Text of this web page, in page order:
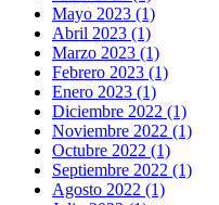
Mayo 2023 (1)
Abril 2023 (1)
Marzo 2023 (1)
Febrero 2023 (1)
Enero 2023 (1)
Diciembre 2022 (1)
Noviembre 2022 (1)
Octubre 2022 (1)
Septiembre 2022 (1)
Agosto 2022 (1)